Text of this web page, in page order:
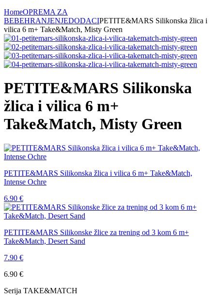
HomeOPREMA ZA
BEBEHRANJENJEDODACIPETITE&MARS Silikonska žlica i
vilica 6 m+ Take&Match, Misty Green
PETITE&MARS Silikonska
žlica i vilica 6 m+
Take&Match, Misty Green
PETITE&MARS Silikonska žlica i vilica 6 m+ Take&Match,
Intense Ochre
6.90 €
PETITE&MARS Silikonske žlice za trening od 3 kom 6 m+
Take&Match, Desert Sand
7.90 €
6.90 €
Serija TAKE&MATCH